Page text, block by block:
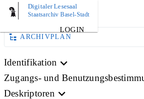
Digitaler Lesesaal
Staatsarchiv Basel-Stadt
LOGIN
AKTE
ARCHIVPLAN
Identifikation
Zugangs- und
Deskriptoren